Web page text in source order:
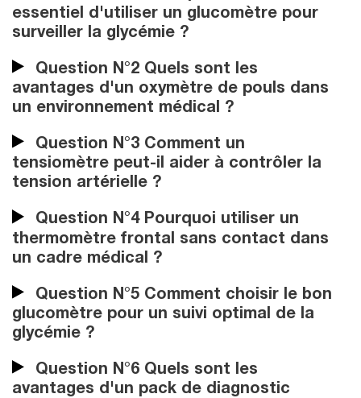
essentiel d'utiliser un glucomètre pour
surveiller la glycémie ?
Question N°2 Quels sont les
avantages d'un oxymètre de pouls dans
un environnement médical ?
Question N°3 Comment un
tensiomètre peut-il aider à contrôler la
tension artérielle ?
Question N°4 Pourquoi utiliser un
thermomètre frontal sans contact dans
un cadre médical ?
Question N°5 Comment choisir le bon
glucomètre pour un suivi optimal de la
glycémie ?
Question N°6 Quels sont les
avantages d'un pack de diagnostic